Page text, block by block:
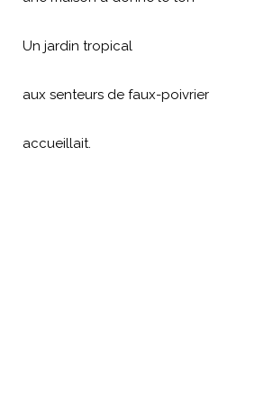
Un jardin tropical
aux senteurs de faux-poivrier
accueillait.